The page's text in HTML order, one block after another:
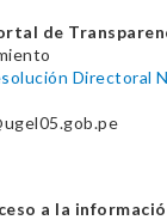
de
Directoral
a la